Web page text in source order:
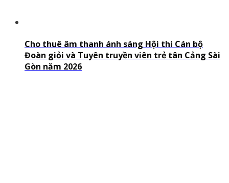
Cho thuê âm thanh ánh sáng Hội thi Cán bộ
Đoàn giỏi và Tuyên truyền viên trẻ tân Cảng Sài
Gòn năm 2026